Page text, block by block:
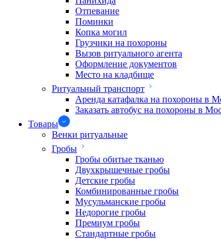
Отпевание
Поминки
Копка могил
Грузчики на похороны
Вызов ритуального агента
Оформление документов
Место на кладбище
Ритуальный транспорт
Аренда катафалка на похороны в
Заказать автобус на похороны в
Товары
Венки ритуальные
Гробы
Гробы обитые тканью
Двухкрышечные гробы
Детские гробы
Комбинированные гробы
Мусульманские гробы
Недорогие гробы
Премиум гробы
Стандартные гробы